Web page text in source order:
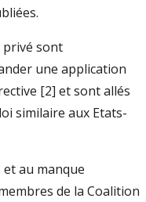
privé sont
une application
[2] et sont allés
similaire aux Etats-
au manque
de la Coalition